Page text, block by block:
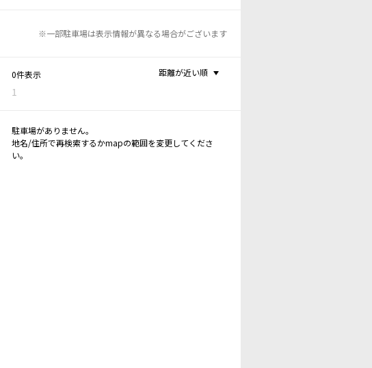
※一部駐車場は表示情報が異なる場合がございます
0件表示
1
距離が近い順
駐車場がありません。
地名/住所で再検索するかmapの範囲を変更してくださ
い。